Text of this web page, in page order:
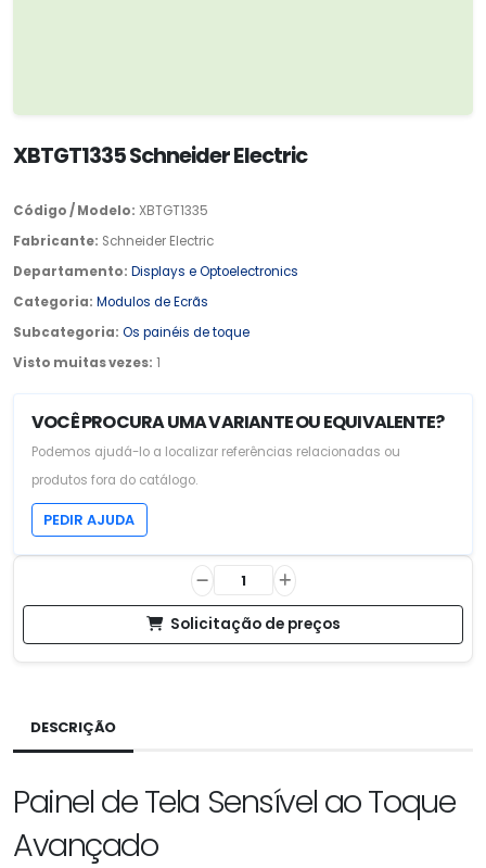
XBTGT1335 Schneider Electric
Código / Modelo: XBTGT1335
Fabricante: Schneider Electric
Departamento: Displays e Optoelectronics
Categoria: Modulos de Ecrãs
Subcategoria: Os painéis de toque
Visto muitas vezes: 1
VOCÊ PROCURA UMA VARIANTE OU EQUIVALENTE?
Podemos ajudá-lo a localizar referências relacionadas ou
produtos fora do catálogo.
PEDIR AJUDA
Solicitação de preços
DESCRIÇÃO
Painel de Tela Sensível ao Toque
Avançado